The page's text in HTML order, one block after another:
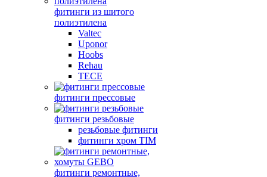
фитинги из шитого
полиэтилена
Valtec
Uponor
Hoobs
Rehau
TECE
фитинги прессовые
фитинги резьбовые
резьбовые фитинги
фитинги хром TIM
фитинги ремонтные,